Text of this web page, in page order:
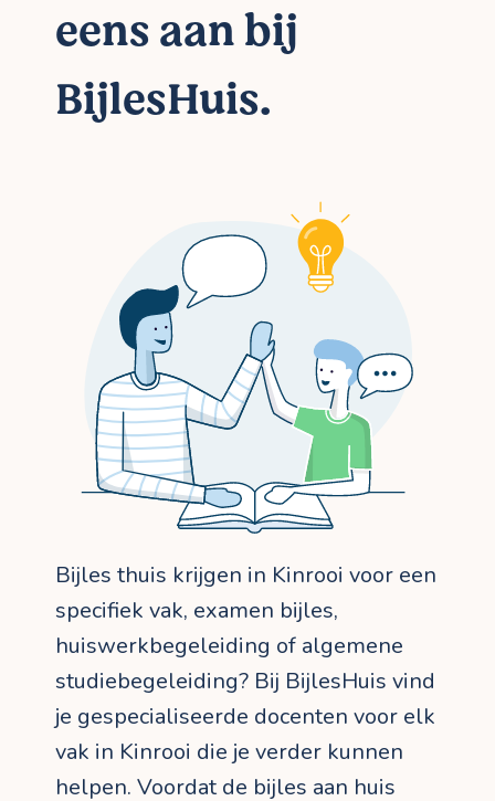
eens aan bij
BijlesHuis.
Bijles thuis krijgen in Kinrooi voor een
specifiek vak, examen bijles,
huiswerkbegeleiding of algemene
studiebegeleiding? Bij BijlesHuis vind
je gespecialiseerde docenten voor elk
vak in Kinrooi die je verder kunnen
helpen. Voordat de bijles aan huis